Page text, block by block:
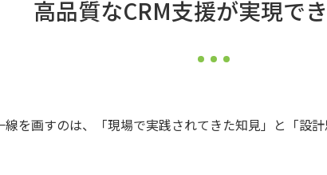
高品質なCRM支援が実現で
を画すのは、「現場で実践されてきた知見」と「設計